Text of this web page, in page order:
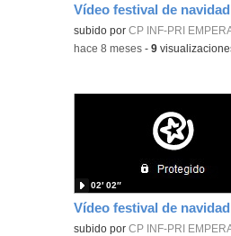
subido porCP INF-PRI
-hace 8 meses -9
subido porCP INF-PRI
02′ 02″